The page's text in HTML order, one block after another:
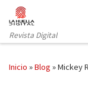
Saltar al contenido
Revista Digital
Inicio »Blog »Mickey